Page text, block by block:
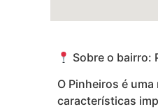
Sobre o bairro:
O Pinheiros é
características